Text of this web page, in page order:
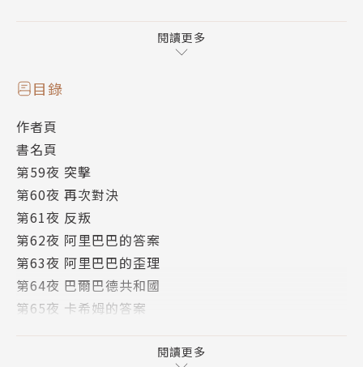
桃子"."MAGI魔奇少年"等閱讀更多
目錄
作者頁
書名頁
第59夜 突擊
第60夜 再次對決
第61夜 反叛
第62夜 阿里巴巴的答案
第63夜 阿里巴巴的歪理
第64夜 巴爾巴德共和國
第65夜 卡希姆的答案
閱讀更多